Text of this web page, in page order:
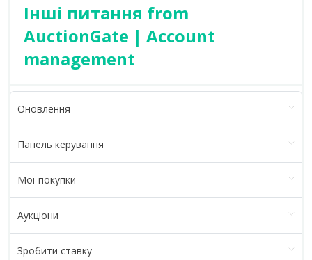
Інші питання from
AuctionGate | Account
management
Оновлення
Панель керування
Мої покупки
Аукціони
Зробити ставку